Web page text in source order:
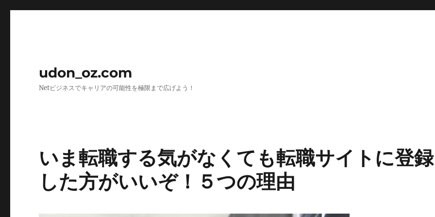
udon_oz.com
Netビジネスでキャリアの可能性を極限まで広げよう！
いま転職する気がなくても転職サイトに登録
した方がいいぞ！５つの理由